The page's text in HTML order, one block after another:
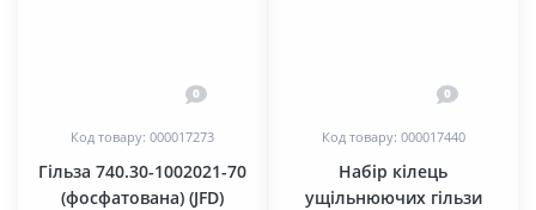
0
Код товару: 000017273
Гільза 740.30-1002021-70
(фосфатована) (JFD)
0
Код товару: 000017440
Набір кілець
ущільнюючих гільзи